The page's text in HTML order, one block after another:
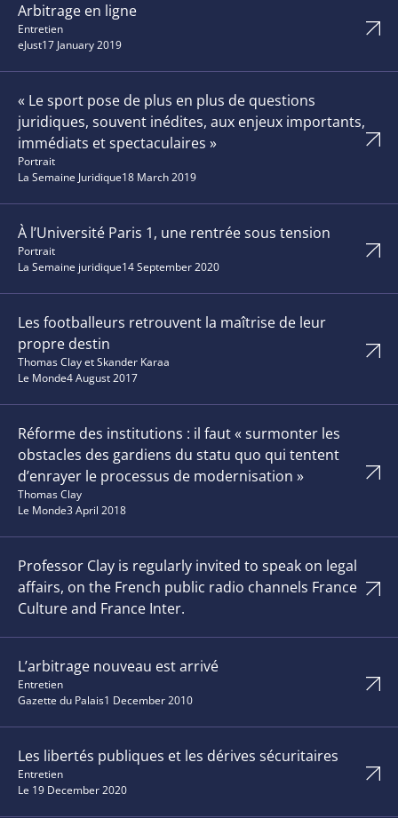
Arbitrage en ligne
Entretien
eJust17 January 2019
« Le sport pose de plus en plus de questions
juridiques, souvent inédites, aux enjeux importants,
immédiats et spectaculaires »
Portrait
La Semaine Juridique18 March 2019
À l’Université Paris 1, une rentrée sous tension
Portrait
La Semaine juridique14 September 2020
Les footballeurs retrouvent la maîtrise de leur
propre destin
Thomas Clay et Skander Karaa
Le Monde4 August 2017
Réforme des institutions : il faut « surmonter les
obstacles des gardiens du statu quo qui tentent
d’enrayer le processus de modernisation »
Thomas Clay
Le Monde3 April 2018
Professor Clay is regularly invited to speak on legal
affairs, on the French public radio channels France
Culture and France Inter.
L’arbitrage nouveau est arrivé
Entretien
Gazette du Palais1 December 2010
Les libertés publiques et les dérives sécuritaires
Entretien
Le 19 December 2020